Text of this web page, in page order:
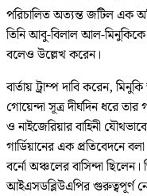
পরিচালিত অত্যন্ত জটিল এক
তিনি আবু-বিলাল আল-মিনুকিকে
বলেও উল্লেখ করেন।
বার্তায় ট্রাম্প দাবি করেন,
গোয়েন্দা সূত্র দীর্ঘদিন ধরে
ও নাইজেরিয়ার বাহিনী
গার্ডিয়ানের এক প্রতিবেদনে
বর্নো অঞ্চলের বাসিন্দা
আইএসডব্লিউএপির গুরুত্বপূর্ণ